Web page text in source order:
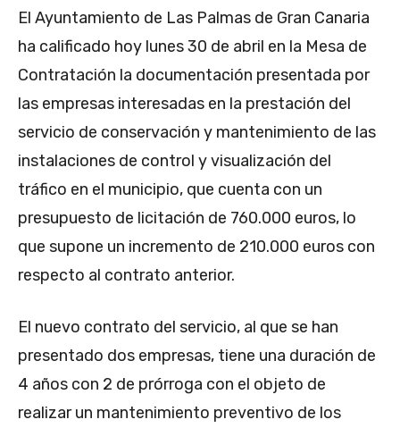
El Ayuntamiento de Las Palmas de Gran Canaria
ha calificado hoy lunes 30 de abril en la Mesa de
Contratación la documentación presentada por
las empresas interesadas en la prestación del
servicio de conservación y mantenimiento de las
instalaciones de control y visualización del
tráfico en el municipio, que cuenta con un
presupuesto de licitación de 760.000 euros, lo
que supone un incremento de 210.000 euros con
respecto al contrato anterior.
El nuevo contrato del servicio, al que se han
presentado dos empresas, tiene una duración de
4 años con 2 de prórroga con el objeto de
realizar un mantenimiento preventivo de los